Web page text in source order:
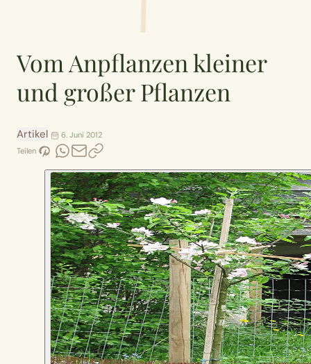
Vom Anpflanzen kleiner
und großer Pflanzen
Artikel
6. Juni 2012
Teilen